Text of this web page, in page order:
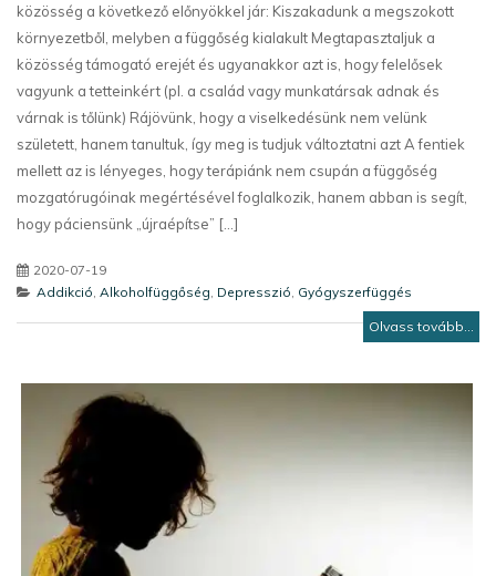
közösség a következő előnyökkel jár: Kiszakadunk a megszokott
környezetből, melyben a függőség kialakult Megtapasztaljuk a
közösség támogató erejét és ugyanakkor azt is, hogy felelősek
vagyunk a tetteinkért (pl. a család vagy munkatársak adnak és
várnak is tőlünk) Rájövünk, hogy a viselkedésünk nem velünk
született, hanem tanultuk, így meg is tudjuk változtatni azt A fentiek
mellett az is lényeges, hogy terápiánk nem csupán a függőség
mozgatórugóinak megértésével foglalkozik, hanem abban is segít,
hogy páciensünk „újraépítse” [...]
2020-07-19
Addikció Alkoholfüggőség Depresszió Gyógyszerfüggés
Olvass tovább...